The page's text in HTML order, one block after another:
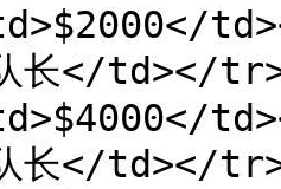
长</td></
长</td></